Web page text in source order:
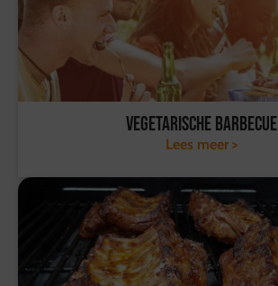
Vegetarische barbecue
Lees meer >